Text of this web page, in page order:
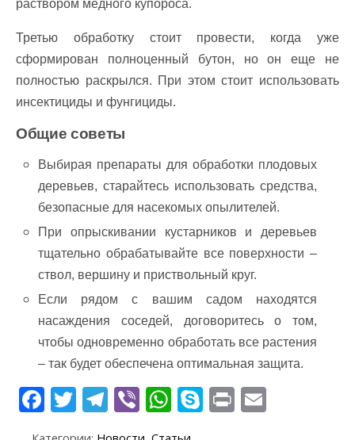
раствором медного купороса.
Третью обработку стоит провести, когда уже
сформирован полноценный бутон, но он еще не
полностью раскрылся. При этом стоит использовать
инсектициды и фунгициды.
Общие советы
Выбирая препараты для обработки плодовых
деревьев, старайтесь использовать средства,
безопасные для насекомых опылителей.
При опрыскивании кустарников и деревьев
тщательно обрабатывайте все поверхности –
ствол, вершину и приствольный круг.
Если рядом с вашим садом находятся
насаждения соседей, договоритесь о том,
чтобы одновременно обработать все растения
– так будет обеспечена оптимальная защита.
F T T Vi W S Pr